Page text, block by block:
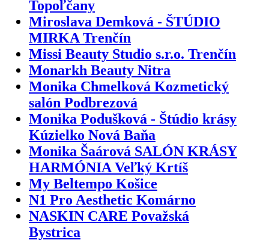
Topoľčany
Miroslava Demková - ŠTÚDIO
MIRKA Trenčín
Missi Beauty Studio s.r.o. Trenčín
Monarkh Beauty Nitra
Monika Chmelková Kozmetický
salón Podbrezová
Monika Podušková - Štúdio krásy
Kúzielko Nová Baňa
Monika Šaárová SALÓN KRÁSY
HARMÓNIA Veľký Krtíš
My Beltempo Košice
N1 Pro Aesthetic Komárno
NASKIN CARE Považská
Bystrica